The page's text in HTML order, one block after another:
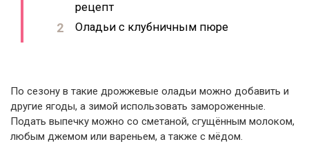
рецепт
Оладьи с клубничным пюре
По сезону в такие дрожжевые оладьи можно добавить и
другие ягоды, а зимой использовать замороженные.
Подать выпечку можно со сметаной, сгущённым молоком,
любым джемом или вареньем, а также с мёдом.